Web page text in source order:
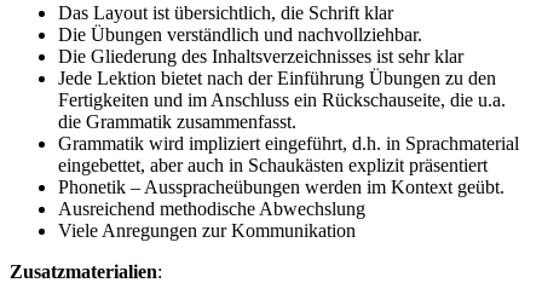
Das Layout ist übersichtlich, die Schrift klar
Die Übungen verständlich und nachvollziehbar.
Die Gliederung des Inhaltsverzeichnisses ist sehr klar
Jede Lektion bietet nach der Einführung Übungen zu den
Fertigkeiten und im Anschluss ein Rückschauseite, die u.a.
die Grammatik zusammenfasst.
Grammatik wird impliziert eingeführt, d.h. in Sprachmaterial
eingebettet, aber auch in Schaukästen explizit präsentiert
Phonetik – Ausspracheübungen werden im Kontext geübt.
Ausreichend methodische Abwechslung
Viele Anregungen zur Kommunikation
Zusatzmaterialien: